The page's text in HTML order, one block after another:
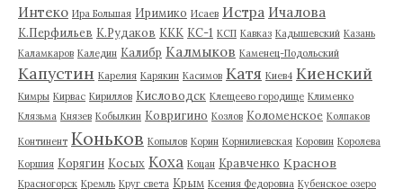
Интеко Ира Большая Иримико Исаев Истра Ичалова
К.Перфильев К.Рудаков ККК КС-1 КСП Кавказ Кадышевский Казань
Каламкаров Каледин Калибр Калмыков Каменец-Подольский
Капустин Карелия Карякин Касимов Катя Киев4 Киенский
Кимры Кирвас Кириллов Кисловодск Клещеево городище Клименко
Клязьма Князев Кобылкин Ковригино Козлов Коломенское Колпаков
Континент Коньков Копылов Корин Корнилиевская Коровин Королева
Коршия Корягин Косых Коха Коцан Кравченко Краснов
Красногорск Кремль Круг света Крым Ксения Федоровна Кубенское озеро